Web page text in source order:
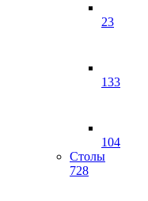
23
133
104
Столы
728